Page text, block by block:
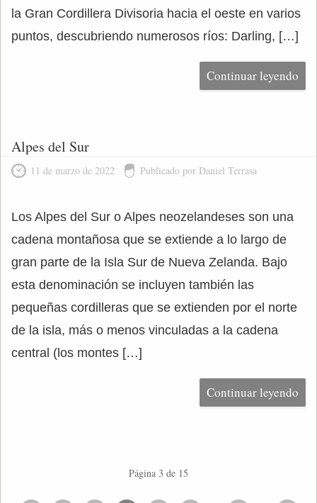
la Gran Cordillera Divisoria hacia el oeste en varios
puntos, descubriendo numerosos ríos: Darling, […]
Continuar leyendo
Alpes del Sur
11 de marzo de 2022 Publicado por Daniel Terrasa
Los Alpes del Sur o Alpes neozelandeses son ​​una
cadena montañosa que se extiende a lo largo de
gran parte de la Isla Sur de Nueva Zelanda. Bajo
esta denominación se incluyen también las
pequeñas cordilleras que se extienden por el norte
de la isla, más o menos vinculadas a la cadena
central (los montes […]
Continuar leyendo
Página 3 de 15